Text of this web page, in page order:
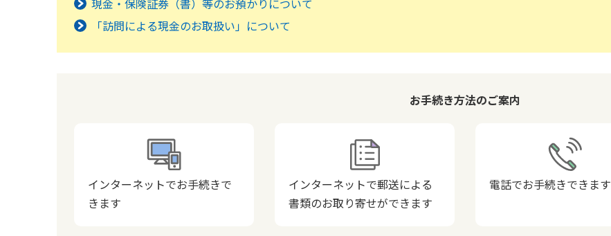
現金・保険証券（書）等のお預かりについて
「訪問による現金のお取扱い」について
お手続き方法のご案内
インターネットでお手続きで
きます
インターネットで郵送による
書類のお取り寄せができます
電話でお手続きできます